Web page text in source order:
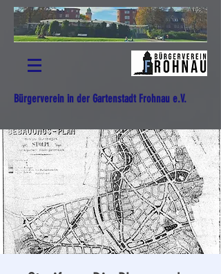
Bürgerverein in der Gartenstadt Frohnau e.V.